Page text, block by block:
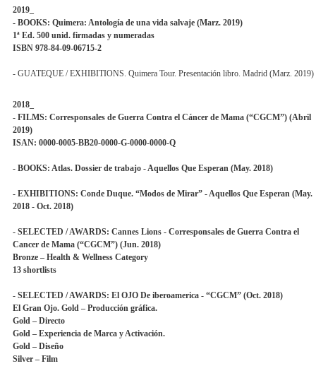
2019_
- BOOKS: Quimera: Antología de una vida salvaje (Marz. 2019)
1ª Ed. 500 unid. firmadas y numeradas
ISBN 978-84-09-06715-2
- GUATEQUE / EXHIBITIONS. Quimera Tour. Presentación libro. Madrid (Marz. 2019)
2018_
- FILMS: Corresponsales de Guerra Contra el Cáncer de Mama (“CGCM”) (Abril
2019)
ISAN: 0000-0005-BB20-0000-G-0000-0000-Q
- BOOKS: Atlas. Dossier de trabajo - Aquellos Que Esperan (May. 2018)
- EXHIBITIONS: Conde Duque. “Modos de Mirar” - Aquellos Que Esperan (May.
2018 - Oct. 2018)
- SELECTED / AWARDS: Cannes Lions - Corresponsales de Guerra Contra el
Cancer de Mama (“CGCM”) (Jun. 2018)
Bronze – Health & Wellness Category
13 shortlists
- SELECTED / AWARDS: El OJO De iberoamerica - “CGCM” (Oct. 2018)
El Gran Ojo. Gold – Producción gráfica.
Gold – Directo
Gold – Experiencia de Marca y Activación.
Gold – Diseño
Silver – Film